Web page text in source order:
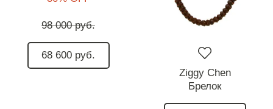
98 000 руб.
68 600 руб.
Ziggy Chen
Брелок